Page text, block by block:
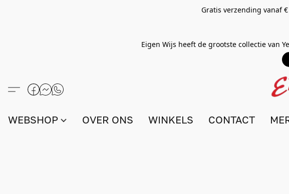
Gratis verzending vanaf
Eigen Wijs heeft de grootste collectie van
WEBSHOP OVER ONS WINKELS CONTACT